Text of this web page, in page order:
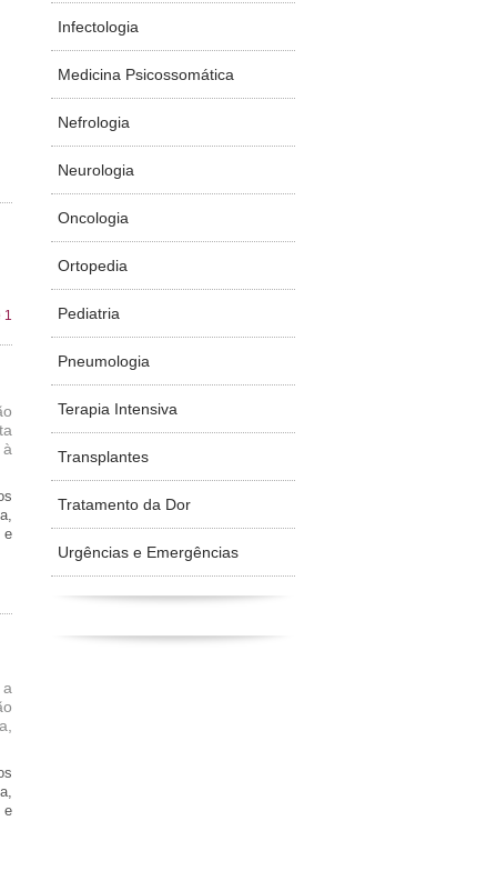
1
e
e
Infectologia
Medicina Psicossomática
Nefrologia
Neurologia
Oncologia
Ortopedia
Pediatria
Pneumologia
Terapia Intensiva
Transplantes
Tratamento da Dor
Urgências e Emergências